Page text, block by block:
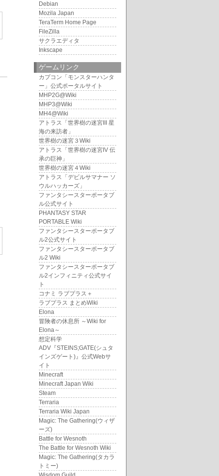
Debian
Mozila Japan
TeraTerm Home Page
FileZilla
サクラエディタ
Inkscape
ゲームリンク
カプコン「モンスターハンタ
ー」公式ポータルサイト
MHP2G@Wiki
MHP3@Wiki
MH4@Wiki
アトラス「世界樹の迷宮III 星
海の来訪者」
世界樹の迷宮３Wiki
アトラス「世界樹の迷宮IV 伝
承の巨神」
世界樹の迷宮４Wiki
アトラス「デビルサマナー ソ
ウルハッカーズ」
ファンタシースターポータブ
ル公式サイト
PHANTASY STAR
PORTABLE Wiki
ファンタシースターポータブ
ル2公式サイト
ファンタシースターポータブ
ル2 Wiki
ファンタシースターポータブ
ル2インフィニティ公式サイ
ト
コナミ ラブプラス＋
ラブプラス まとめWiki
Elona
冒険者の休息所 ～Wiki for
Elona～
想定科学
ADV『STEINS;GATE(シュタ
インズゲート)』公式Webサ
イト
Minecraft
Minecraft Japan Wiki
Steam
Terraria
Terraria Wiki Japan
Magic: The Gathering(ウィザ
ーズ)
Battle for Wesnoth
The Battle for Wesnoth Wiki
Magic: The Gathering(タカラ
トミー)